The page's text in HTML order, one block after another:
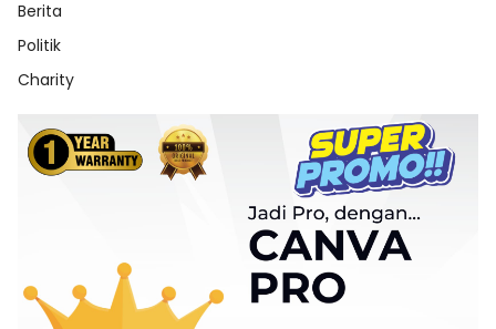
Berita
Politik
Charity